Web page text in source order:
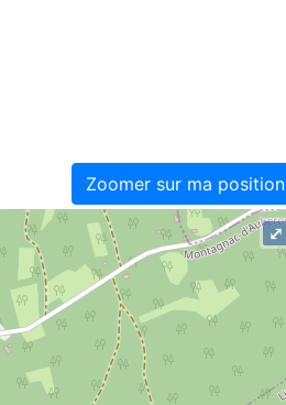
Zoomer sur ma position
⤢